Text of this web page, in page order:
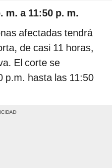
m. a 11:50 p. m.
afectadas tendrá
de casi 11 horas,
El corte se
p.m. hasta las 11:50